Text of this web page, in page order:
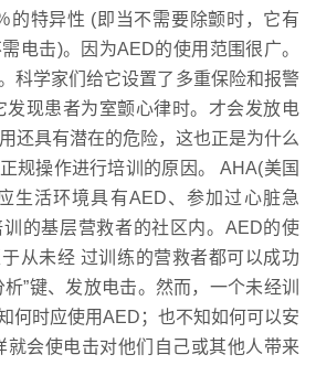
的特异性 (即当不需要除颤时，它有
电击)。因为AED的使用范围很广。
科学家们给它设置了多重保险和报警
发现患者为室颤心律时。才会发放电
还具有潜在的危险，这也正是为什么
规操作进行培训的原因。 AHA(美国
生活环境具有AED、参加过心脏急
的基层营救者的社区内。AED的使
从未经 过训练的营救者都可以成功
”键、发放电击。然而，一个未经训
何时应使用AED；也不知如何可以安
就会使电击对他们自己或其他人带来